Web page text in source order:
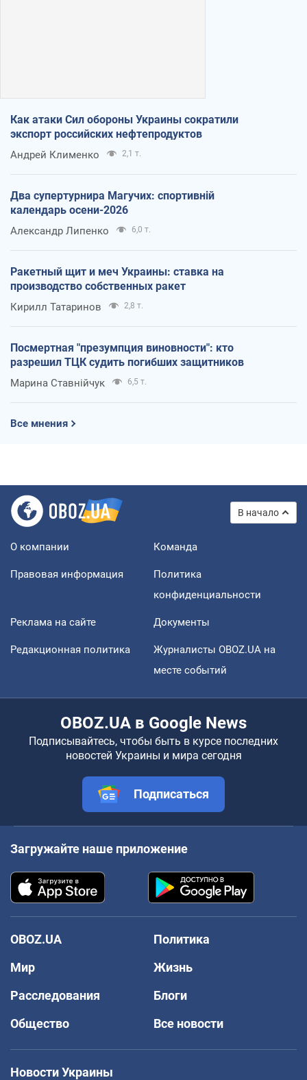
Как атаки Сил обороны Украины сократили
экспорт российских нефтепродуктов
Андрей Клименко 2,1 т.
Два супертурнира Магучих: спортивній
календарь осени-2026
Александр Липенко 6,0 т.
Ракетный щит и меч Украины: ставка на
производство собственных ракет
Кирилл Татаринов 2,8 т.
Посмертная "презумпция виновности": кто
разрешил ТЦК судить погибших защитников
Марина Ставнійчук 6,5 т.
Все мнения
В начало
О компании Команда
Правовая информация
Политика
конфиденциальности
Реклама на сайте Документы
Редакционная политика
Журналисты OBOZ.UA на
месте событий
OBOZ.UA в Google News
Подписывайтесь, чтобы быть в курсе последних
новостей Украины и мира сегодня
Подписаться
Загружайте наше приложение
OBOZ.UA
Политика
Мир
Жизнь
Расследования
Блоги
Общество
Все новости
Новости Украины